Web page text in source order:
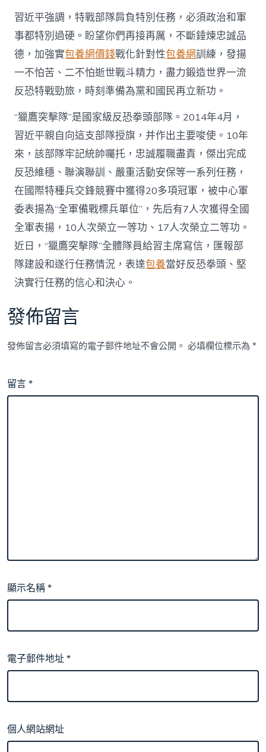
隊
員
盡
力
鑄
造
世
界
流
反
恐
查
包
養
網
站
比
擬
特
戰
勁
旅
時
黨
和
立
習近平強調，特戰部隊肩負特別任務，必須政治和軍
事都特別過硬。盼望你們再接再厲，不斷錘煉忠誠品
德，加強實包養網價錢戰化針對性包養網訓練，發揚
一不怕苦、二不怕逝世戰斗精力，盡力鍛造世界一流
反恐特戰勁旅，時刻準備為黨和國民再立新功。
“獵鷹突擊隊”是國家級反恐拳頭部隊。2014年4月，
習近平親自向這支部隊授旗，并作出主要唆使。10年
來，該部隊牢記統帥囑托，忠誠履職盡責，傑出完成
反恐維穩、聯演聯訓、嚴重活動安保等一系列任務，
在國際特種兵交鋒競賽中獲得20多項冠軍，被中心軍
委表揚為“全軍備戰標兵單位”，先后有7人次獲得全國
全軍表揚，10人次榮立一等功、17人次榮立二等功。
近日，“獵鷹突擊隊”全體隊員給習主席寫信，匯報部
隊建設和遂行任務情況，表達包養當好反恐拳頭、堅
決實行任務的信心和決心。
發佈留言
發佈留言必須填寫的電子郵件地址不會公開。 必填欄位標示為*
留言*
顯示名稱*
電子郵件地址*
個人網站網址